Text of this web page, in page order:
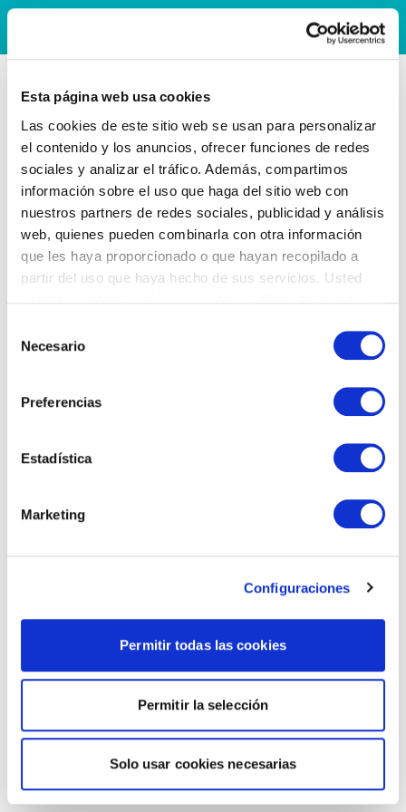
Esta página web usa cookies
Las cookies de este sitio web se usan para personalizar
el contenido y los anuncios, ofrecer funciones de redes
sociales y analizar el tráfico. Además, compartimos
información sobre el uso que haga del sitio web con
nuestros partners de redes sociales, publicidad y análisis
web, quienes pueden combinarla con otra información
que les haya proporcionado o que hayan recopilado a
partir del uso que haya hecho de sus servicios. Usted
Necesario
Preferencias
Estadística
Marketing
Configuraciones
Permitir todas las cookies
Permitir la selección
Solo usar cookies necesarias